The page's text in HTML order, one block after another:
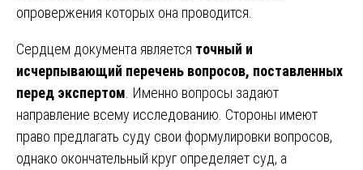
опровержения которых она проводится.
Сердцем документа является точный и
исчерпывающий перечень вопросов, поставленных
перед экспертом . Именно вопросы задают
направление всему исследованию. Стороны имеют
право предлагать суду свои формулировки вопросов,
однако окончательный круг определяет суд, а